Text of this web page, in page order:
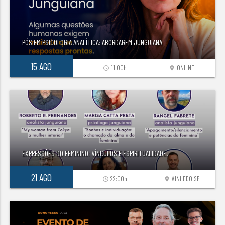
PÓS EM PSICOLOGIA ANALÍTICA: ABORDAGEM JUNGUIANA
15 AGO location_on ONLINE
access_time 11:00h
EXPRESSÕES DO FEMININO: VÍNCULOS E ESPIRITUALIDADE.
21 AGO location_on VINHEDO-SP
access_time 22:00h